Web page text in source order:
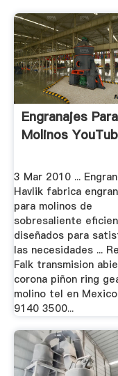
Engranajes Para
Molinos
3 Mar 2010 ...
Havlik fabrica
para molinos de
sobresaliente
diseñados para
las necesidades ...
Falk transmision
corona piñon ring
molino tel en
9140 3500...